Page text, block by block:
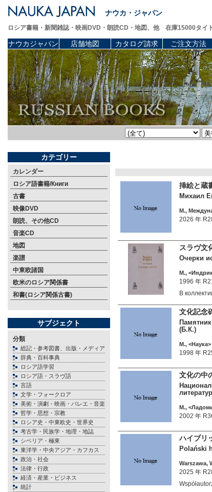
ナウカ・ジャパン
ロシア書籍・新聞雑誌・映画DVD・朗読CD・地図、他 在庫15000タイ
ナウカジャパン 店舗地図 カタログ請求 ご注文方法
カテゴリー
カレンダー
ロシア語書籍/Книги
古書
映像DVD
朗読、その他CD
音楽CD
地図
楽譜
中東欧諸国
欧米のロシア関係書
和書(ロシア関係古書)
サブジェクト
分類
総記・参考図書、出版・メディア
辞典・百科事典
ロシア語学習
ロシア語・スラヴ語
言語
文学・フォークロア
美術・演劇・映画・バレエ・音楽
哲学・思想・宗教
ロシア史・中東欧史・世界史
考古学・民族学・地理・地誌
シベリア・極東
東洋学・中央アジア・カフカス
政治・社会
法律・行政
経済・産業・ビジネス
統計
挿絵と蔵
Михаил
М.,
2026 年
スラヴ
Очерки
М.,
1996 年
В
文化記
(Б.К.)
М., <Наука>
1998 年
文化の中
М.,
2002 年
ハイブリ
Polański
Warszawa,
2025 年